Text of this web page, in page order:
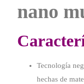
nano
Tecnología
hechas de